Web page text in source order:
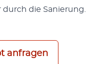
die Sanierung.
anfragen